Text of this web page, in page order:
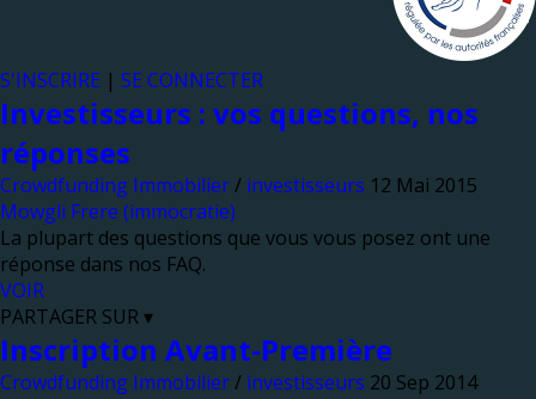
S'INSCRIRE | SE CONNECTER
Investisseurs : vos questions, nos
réponses
Crowdfunding Immobilier/ investisseurs
Mowgli Frere (immocratie)
La plupart des questions que vous vous posez ont une
réponse dans nos FAQ.
VOIR
PARTAGER SUR ▾
Inscription Avant-Première
Crowdfunding Immobilier/ investisseurs